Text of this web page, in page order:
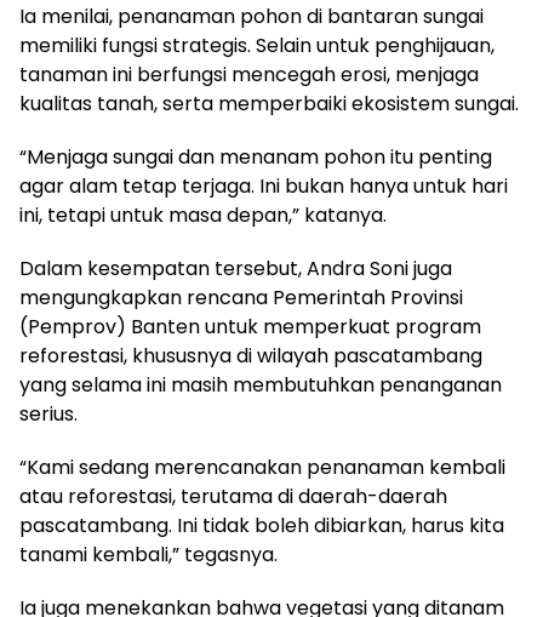
​Ia menilai, penanaman pohon di bantaran sungai
memiliki fungsi strategis. Selain untuk penghijauan,
tanaman ini berfungsi mencegah erosi, menjaga
kualitas tanah, serta memperbaiki ekosistem sungai.
​“Menjaga sungai dan menanam pohon itu penting
agar alam tetap terjaga. Ini bukan hanya untuk hari
ini, tetapi untuk masa depan,” katanya.
​Dalam kesempatan tersebut, Andra Soni juga
mengungkapkan rencana Pemerintah Provinsi
(Pemprov) Banten untuk memperkuat program
reforestasi, khususnya di wilayah pascatambang
yang selama ini masih membutuhkan penanganan
serius.
​“Kami sedang merencanakan penanaman kembali
atau reforestasi, terutama di daerah-daerah
pascatambang. Ini tidak boleh dibiarkan, harus kita
tanami kembali,” tegasnya.
​Ia juga menekankan bahwa vegetasi yang ditanam